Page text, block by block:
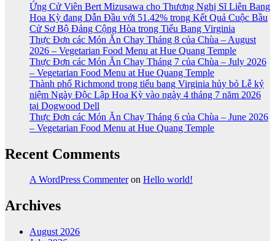
Ứng Cử Viên Bert Mizusawa cho Thương Nghị Sĩ Liên Bang
Hoa Kỳ đang Dẫn Đầu với 51.42% trong Kết Quả Cuộc Bầu
Cử Sơ Bộ Đảng Cộng Hòa trong Tiểu Bang Virginia
Thực Đơn các Món Ăn Chay Tháng 8 của Chùa – August
2026 – Vegetarian Food Menu at Hue Quang Temple
Thực Đơn các Món Ăn Chay Tháng 7 của Chùa – July 2026
– Vegetarian Food Menu at Hue Quang Temple
Thành phố Richmond trong tiểu bang Virginia hủy bỏ Lễ kỷ
niệm Ngày Độc Lập Hoa Kỳ vào ngày 4 tháng 7 năm 2026
tại Dogwood Dell
Thực Đơn các Món Ăn Chay Tháng 6 của Chùa – June 2026
– Vegetarian Food Menu at Hue Quang Temple
Recent Comments
A WordPress Commenteron Hello world!
Archives
August 2026